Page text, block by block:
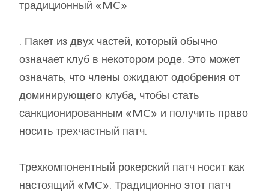
традиционный «MC»
. Пакет из двух частей, который обычно
означает клуб в некотором роде. Это может
означать, что члены ожидают одобрения от
доминирующего клуба, чтобы стать
санкционированным «MC» и получить право
носить трехчастный патч.
Трехкомпонентный рокерский патч носит как
настоящий «MC». Традиционно этот патч